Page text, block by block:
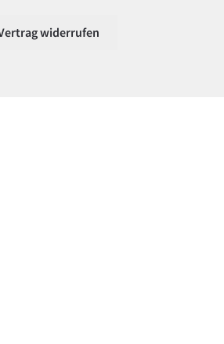
widerrufen